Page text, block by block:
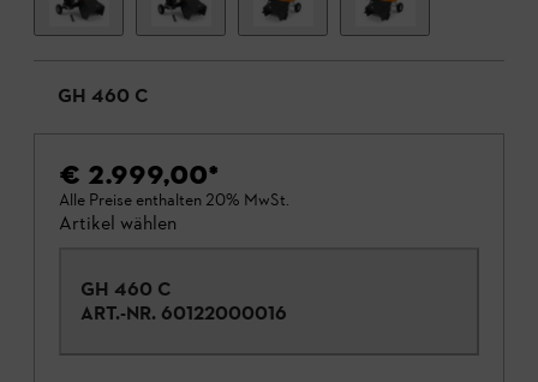
GH 460 C
€ 2.999,00*
Alle Preise enthalten 20% MwSt.
Artikel wählen
GH 460 C
ART.-NR. 60122000016